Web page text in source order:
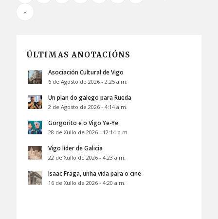
»
ÚLTIMAS ANOTACIÓNS
Asociación Cultural de Vigo
6 de Agosto de 2026 - 2:25 a.m.
Un plan do galego para Rueda
2 de Agosto de 2026 - 4:14 a.m.
Gorgorito e o Vigo Ye-Ye
28 de Xullo de 2026 - 12:14 p.m.
Vigo líder de Galicia
22 de Xullo de 2026 - 4:23 a.m.
Isaac Fraga, unha vida para o cine
16 de Xullo de 2026 - 4:20 a.m.